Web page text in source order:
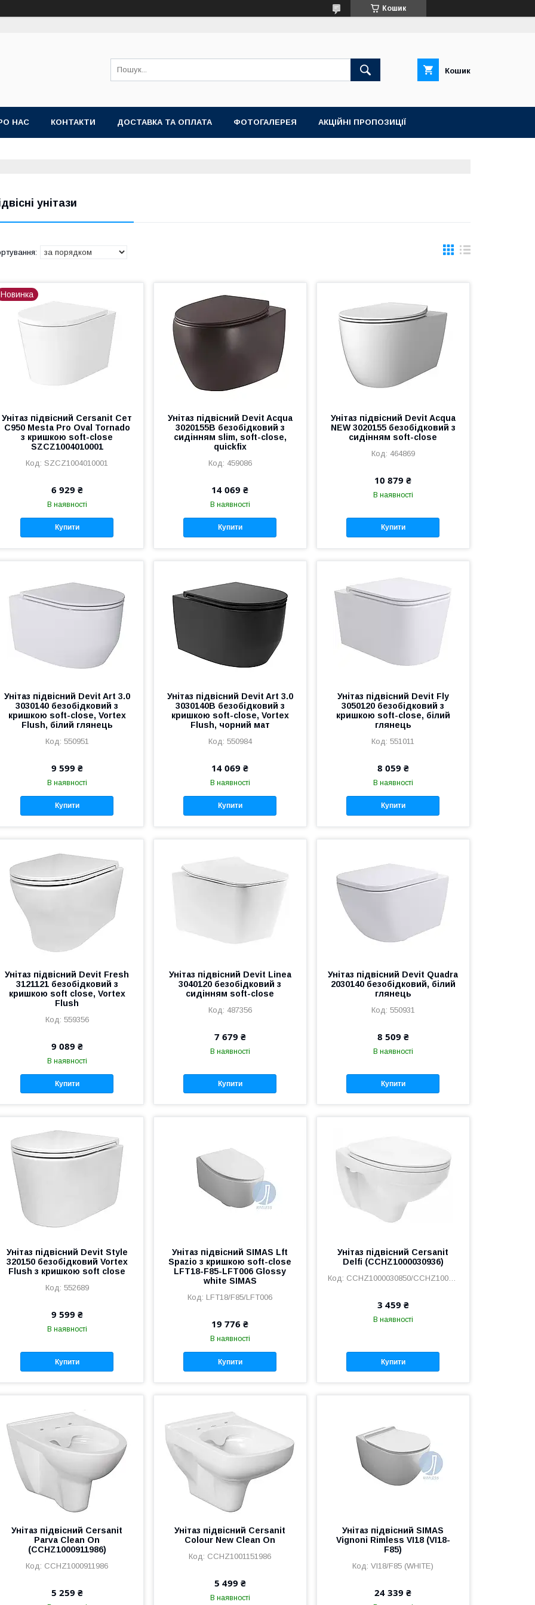
Кошик
Кошик
НАС КОНТАКТИ ДОСТАВКА ТА ОПЛАТА ФОТОГАЛЕРЕЯ АКЦІЙНІ ПРОПОЗИЦІЇ
унітази
Новинка
Унітаз підвісний Cersanit Сет
C950 Mesta Pro Oval Tornado
з кришкою soft-close
SZCZ1004010001
SZCZ1004010001
6 929 ₴
В наявності
Купити
Унітаз підвісний Devit Acqua
3020155B безобідковий з
сидінням slim, soft-close,
quickfix
459086
14 069 ₴
В наявності
Купити
Унітаз підвісний Devit Acqua
NEW 3020155 безобідковий з
сидінням soft-close
464869
10 879 ₴
В наявності
Купити
Унітаз підвісний Devit Art 3.0
3030140 безобідковий з
кришкою soft-close, Vortex
Flush, білий глянець
550951
9 599 ₴
В наявності
Купити
Унітаз підвісний Devit Art 3.0
3030140B безобідковий з
кришкою soft-close, Vortex
Flush, чорний мат
550984
14 069 ₴
В наявності
Купити
Унітаз підвісний Devit Fly
3050120 безобідковий з
кришкою soft-close, білий
глянець
551011
8 059 ₴
В наявності
Купити
Унітаз підвісний Devit Fresh
3121121 безобідковий з
кришкою soft close, Vortex
Flush
559356
9 089 ₴
В наявності
Купити
Унітаз підвісний Devit Linea
3040120 безобідковий з
сидінням soft-close
487356
7 679 ₴
В наявності
Купити
Унітаз підвісний Devit Quadra
2030140 безобідковий, білий
глянець
550931
8 509 ₴
В наявності
Купити
Унітаз підвісний Devit Style
320150 безобідковий Vortex
Flush з кришкою soft close
552689
9 599 ₴
В наявності
Купити
Унітаз підвісний SIMAS Lft
Spazio з кришкою soft-close
LFT18-F85-LFT006 Glossy
white SIMAS
LFT18/F85/LFT006
19 776 ₴
В наявності
Купити
Унітаз підвісний Cersanit
Delfi (CCHZ1000030936)
CCHZ1000030850/CCHZ100003
3 459 ₴
В наявності
Купити
Унітаз підвісний Cersanit
Parva Clean On
(CCHZ1000911986)
CCHZ1000911986
5 259 ₴
Унітаз підвісний Cersanit
Colour New Clean On
CCHZ1001151986
5 499 ₴
В наявності
Унітаз підвісний SIMAS
Vignoni Rimless VI18 (VI18-
F85)
VI18/F85 (WHITE)
24 339 ₴